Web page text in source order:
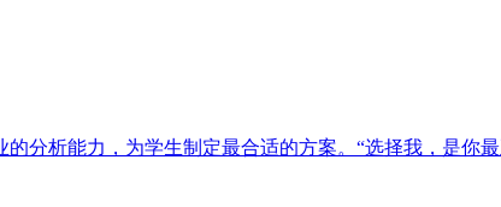
分析能力，为学生制定最合适的方案。“选择我，是你